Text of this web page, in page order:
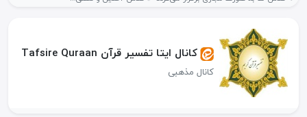
کانال ایتا تفسیر قرآن Tafsire Quraan
کانال مذهبی